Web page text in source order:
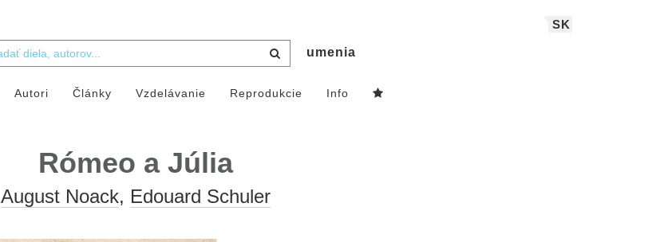
SK
umenia
Autori Články Vzdelávanie Reprodukcie Info
Rómeo a Júlia
August Noack, Edouard Schuler